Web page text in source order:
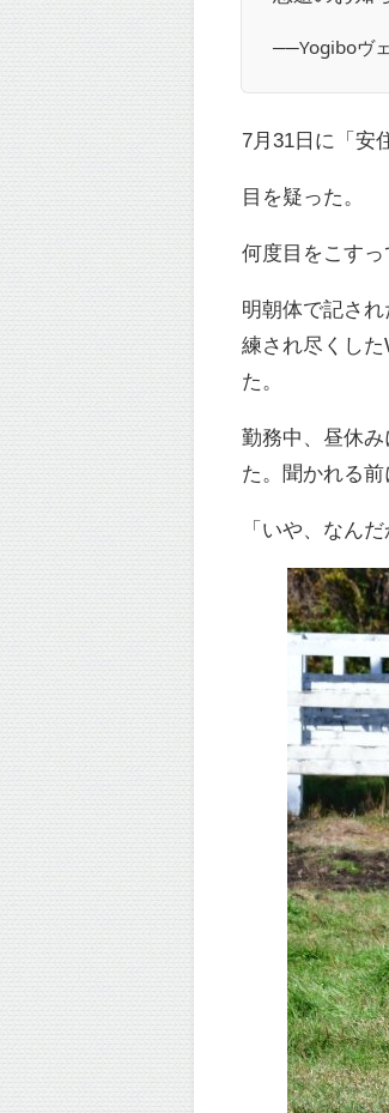
──Yogiboヴ
7月31日に「安
目を疑った。
何度目をこすっ
明朝体で記さ
練され尽くし
た。
勤務中、昼休
た。聞かれる前
「いや、なん